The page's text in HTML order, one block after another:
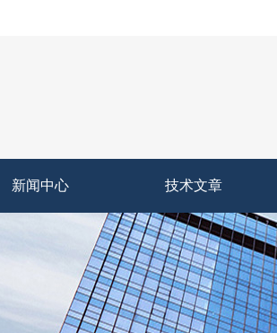
新闻中心 技术文章